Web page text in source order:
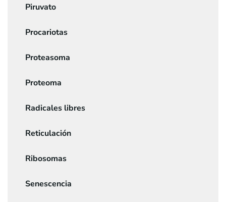
Piruvato
Procariotas
Proteasoma
Proteoma
Radicales libres
Reticulación
Ribosomas
Senescencia